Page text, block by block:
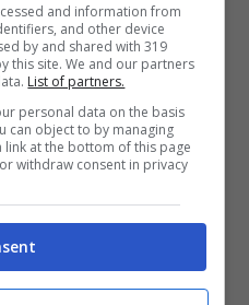
fino a 50€
and information from
and other device
by and shared with 319
this site. We and our partners
List of partners.
personal data on the basis
can object to by managing
at the bottom of this page
withdraw consent in privacy